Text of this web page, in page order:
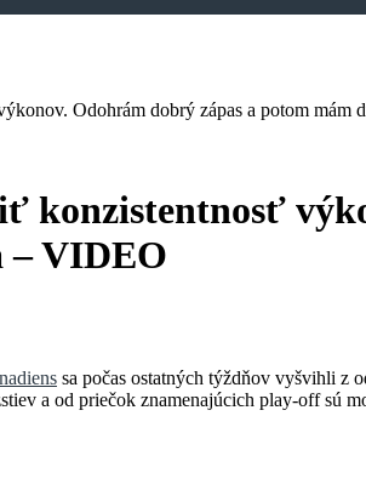
Odohrám dobrý zápas a potom mám
konzistentnosť
– VIDEO
sa počas ostatných týždňov vyšvihli z
a od priečok znamenajúcich play-off sú